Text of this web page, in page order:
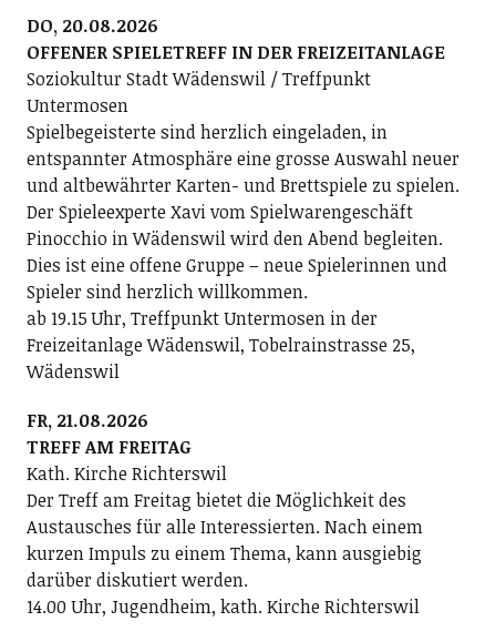
DO, 20.08.2026
OFFENER SPIELETREFF IN DER FREIZEITANLAGE
Soziokultur Stadt Wädenswil / Treffpunkt
Untermosen
Spielbegeisterte sind herzlich eingeladen, in
entspannter Atmosphäre eine grosse Auswahl neuer
und altbewährter Karten- und Brettspiele zu spielen.
Der Spieleexperte Xavi vom Spielwarengeschäft
Pinocchio in Wädenswil wird den Abend begleiten.
Dies ist eine offene Gruppe – neue Spielerinnen und
Spieler sind herzlich willkommen.
ab 19.15 Uhr, Treffpunkt Untermosen in der
Freizeitanlage Wädenswil, Tobelrainstrasse 25,
Wädenswil
FR, 21.08.2026
TREFF AM FREITAG
Kath. Kirche Richterswil
Der Treff am Freitag bietet die Möglichkeit des
Austausches für alle Interessierten. Nach einem
kurzen Impuls zu einem Thema, kann ausgiebig
darüber diskutiert werden.
14.00 Uhr, Jugendheim, kath. Kirche Richterswil